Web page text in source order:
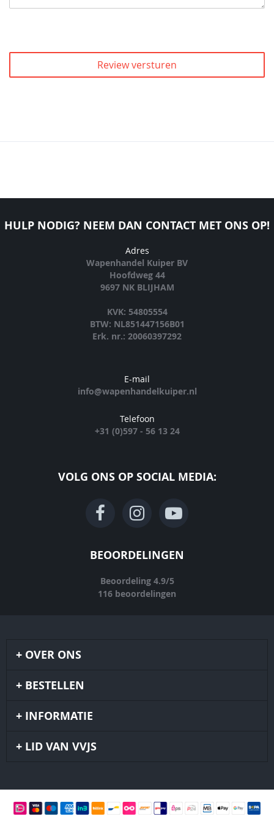
Review versturen
HULP NODIG? NEEM DAN CONTACT MET ONS OP!
Adres
Wapenhandel Kuiper BV
Hoofdweg 44
9697 NK BLIJHAM
KVK: 54805554
BTW: NL851447156B01
Erk. nr.: 20060397292
E-mail
info@wapenhandelkuiper.nl
Telefoon
+31 (0)597 - 56 13 24
VOLG ONS OP SOCIAL MEDIA:
BEOORDELINGEN
Beoordeling 4.9/5
116 beoordelingen
OVER ONS
BESTELLEN
INFORMATIE
LID VAN VVJS